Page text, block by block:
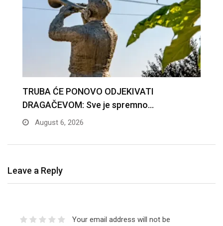
U Guči održana 7. sednica opštinskog veća
opštine…
August 5, 2026
Leave a Reply
Your email address will not be